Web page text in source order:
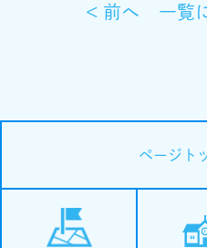
< 前へ 一覧
ページト